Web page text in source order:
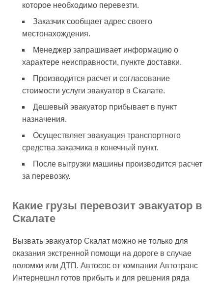
которое необходимо перевезти.
Заказчик сообщает адрес своего
местонахождения.
Менеджер запрашивает информацию о
характере неисправности, пункте доставки.
Производится расчет и согласование
стоимости услуги эвакуатор в Скалате.
Дешевый эвакуатор прибывает в пункт
назначения.
Осуществляет эвакуация транспортного
средства заказчика в конечный пункт.
После выгрузки машины производится расчет
за перевозку.
Какие грузы перевозит эвакуатор в
Скалате
Вызвать эвакуатор Скалат можно не только для
оказания экстренной помощи на дороге в случае
поломки или ДТП. Автосос от компании Автотранс
Интернешнл готов прибыть и для решения ряда